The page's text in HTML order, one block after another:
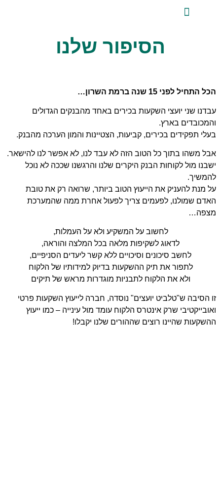
הסיפור שלנו
שנה ברמת השרון…
יועצי השקעות בכירים באחד מהבנקים הגדולים
בארץ.
בכירים, קביעות, הצטיינות והמון הערכה מהבנק.
בתוך כל הטוב הזה לא עבד לנו, לא אפשר לנו להישאר.
לקוחות הבנק היקרים שלנו והרגשנו שככה לא נוכל
את הייעוץ הטוב ביותר, שרואה רק את טובת
לפעמים צריך לפעול אחרת ממה שהמערכת
לחשוב על המשקיע ולא על העמלות,
לדאוג לשקיפות מלאה בכל המלצה והוראה,
סיכונים וסיכויים ללא קשר ליעדים הסניפיים,
את תיק ההשקעות בדיוק למידותיו של הלקוח
ולא את הלקוח לתבניות מוגדרות מראש של תיקים
ש"טלביט יועצים" נוסדה, חברה לייעוץ השקעות פרטי
שרק אינטרס הלקוח עומד מול עינייה – כמו ייעוץ
שהיינו רוצים שההורים שלנו יקבלו!